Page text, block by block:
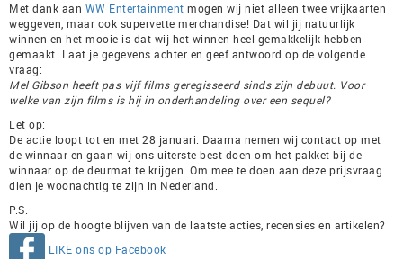
Met dank aan WW Entertainment mogen wij niet alleen twee vrijkaarten
weggeven, maar ook supervette merchandise! Dat wil jij natuurlijk
winnen en het mooie is dat wij het winnen heel gemakkelijk hebben
gemaakt. Laat je gegevens achter en geef antwoord op de volgende
vraag:
Mel Gibson heeft pas vijf films geregisseerd sinds zijn debuut. Voor
welke van zijn films is hij in onderhandeling over een sequel?
Let op:
De actie loopt tot en met 28 januari. Daarna nemen wij contact op met
de winnaar en gaan wij ons uiterste best doen om het pakket bij de
winnaar op de deurmat te krijgen. Om mee te doen aan deze prijsvraag
dien je woonachtig te zijn in Nederland.
P.S.
Wil jij op de hoogte blijven van de laatste acties, recensies en artikelen?
LIKE ons op Facebook